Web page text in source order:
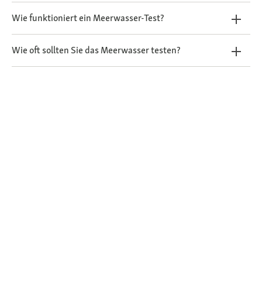
Wie funktioniert ein Meerwasser-Test?
Wie oft sollten Sie das Meerwasser testen?